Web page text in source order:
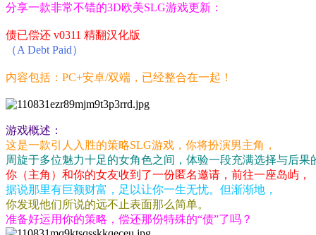
分享一款非常不错的3D欧美SLG游戏更新：
债已偿还 v0311 精翻汉化版
（A Debt Paid）
内容包括：PC+安卓/双端，已经整合在一起！
游戏概述：
这是一款引人入胜的策略SLG游戏，你将扮演男主角，
周旋于多位魅力十足的女角色之间，体验一段充满选择与后果
你（主角）和你的女友收到了一份匿名邀请，前往一座岛屿，
据说那里有巨额财富，足以让你一生无忧。但渐渐地，
你发现他们所说的远不止表面那么简单。
准备好运用你的策略，偿还那份特殊的“债”了吗？